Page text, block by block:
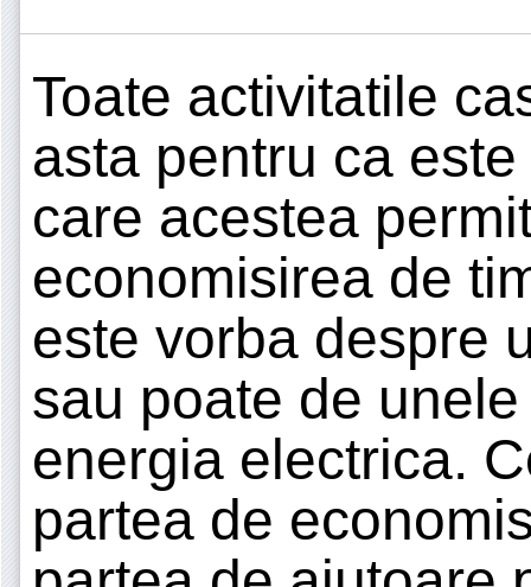
Toate activitatile
asta pentru ca
care acestea
economisirea de
este vorba despre
sau poate de
energia electrica.
partea de